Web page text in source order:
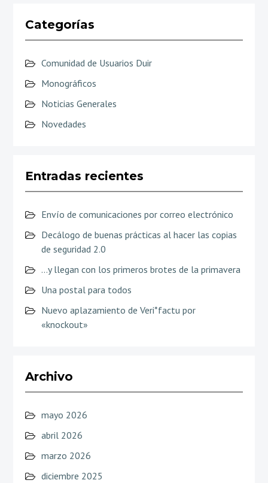
Categorías
Comunidad de Usuarios Duir
Monográficos
Noticias Generales
Novedades
Entradas recientes
Envío de comunicaciones por correo electrónico
Decálogo de buenas prácticas al hacer las copias
de seguridad 2.0
…y llegan con los primeros brotes de la primavera
Una postal para todos
Nuevo aplazamiento de Veri*factu por
«knockout»
Archivo
mayo 2026
abril 2026
marzo 2026
diciembre 2025